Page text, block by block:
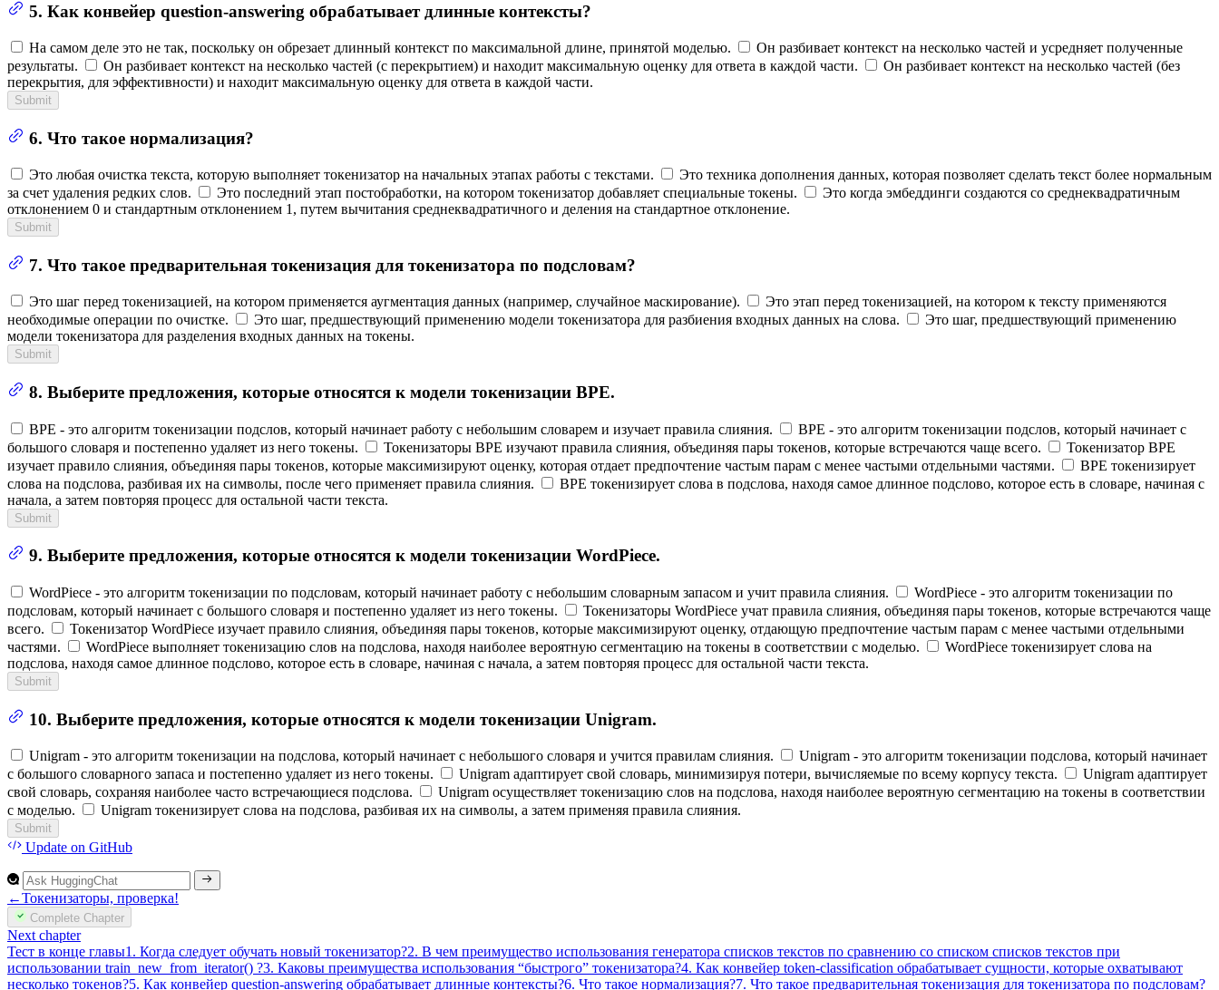
5. Как конвейер question-answering обрабатывает длинные контексты?
На самом деле это не так, поскольку он обрезает длинный контекст по максимальной длине, принятой моделью.
Он разбивает контекст на несколько частей и усредняет полученные
результаты.
Он разбивает контекст на несколько частей (с перекрытием) и находит максимальную оценку для ответа в каждой части.
Он разбивает контекст на несколько частей (без
перекрытия, для эффективности) и находит максимальную оценку для ответа в каждой части.
Submit
6. Что такое нормализация?
Это любая очистка текста, которую выполняет токенизатор на начальных этапах работы с текстами.
Это техника дополнения данных, которая позволяет сделать текст более нормальным
за счет удаления редких слов.
Это последний этап постобработки, на котором токенизатор добавляет специальные токены.
Это когда эмбеддинги создаются со среднеквадратичным
отклонением 0 и стандартным отклонением 1, путем вычитания среднеквадратичного и деления на стандартное отклонение.
Submit
7. Что такое предварительная токенизация для токенизатора по подсловам?
Это шаг перед токенизацией, на котором применяется аугментация данных (например, случайное маскирование).
Это этап перед токенизацией, на котором к тексту применяются
необходимые операции по очистке.
Это шаг, предшествующий применению модели токенизатора для разбиения входных данных на слова.
Это шаг, предшествующий применению
модели токенизатора для разделения входных данных на токены.
Submit
8. Выберите предложения, которые относятся к модели токенизации BPE.
BPE - это алгоритм токенизации подслов, который начинает работу с небольшим словарем и изучает правила слияния.
BPE - это алгоритм токенизации подслов, который начинает с
большого словаря и постепенно удаляет из него токены.
Токенизаторы BPE изучают правила слияния, объединяя пары токенов, которые встречаются чаще всего.
Токенизатор BPE
изучает правило слияния, объединяя пары токенов, которые максимизируют оценку, которая отдает предпочтение частым парам с менее частыми отдельными частями.
BPE токенизирует
слова на подслова, разбивая их на символы, после чего применяет правила слияния.
BPE токенизирует слова в подслова, находя самое длинное подслово, которое есть в словаре, начиная с
начала, а затем повторяя процесс для остальной части текста.
Submit
9. Выберите предложения, которые относятся к модели токенизации WordPiece.
WordPiece - это алгоритм токенизации по подсловам, который начинает работу с небольшим словарным запасом и учит правила слияния.
WordPiece - это алгоритм токенизации по
подсловам, который начинает с большого словаря и постепенно удаляет из него токены.
Токенизаторы WordPiece учат правила слияния, объединяя пары токенов, которые встречаются чаще
всего.
Токенизатор WordPiece изучает правило слияния, объединяя пары токенов, которые максимизируют оценку, отдающую предпочтение частым парам с менее частыми отдельными
частями.
WordPiece выполняет токенизацию слов на подслова, находя наиболее вероятную сегментацию на токены в соответствии с моделью.
WordPiece токенизирует слова на
подслова, находя самое длинное подслово, которое есть в словаре, начиная с начала, а затем повторяя процесс для остальной части текста.
Submit
10. Выберите предложения, которые относятся к модели токенизации Unigram.
Unigram - это алгоритм токенизации на подслова, который начинает с небольшого словаря и учится правилам слияния.
Unigram - это алгоритм токенизации подслова, который начинает
с большого словарного запаса и постепенно удаляет из него токены.
Unigram адаптирует свой словарь, минимизируя потери, вычисляемые по всему корпусу текста.
Unigram адаптирует
свой словарь, сохраняя наиболее часто встречающиеся подслова.
Unigram осуществляет токенизацию слов на подслова, находя наиболее вероятную сегментацию на токены в соответствии
с моделью.
Unigram токенизирует слова на подслова, разбивая их на символы, а затем применяя правила слияния.
Submit
Update on GitHub
←Токенизаторы, проверка!
Complete Chapter
Next chapter
Тест в конце главы1. Когда следует обучать новый токенизатор?2. В чем преимущество использования генератора списков текстов по сравнению со списком списков текстов при
использовании train_new_from_iterator() ?3. Каковы преимущества использования “быстрого” токенизатора?4. Как конвейер token-classification обрабатывает сущности, которые охватывают
несколько токенов?5. Как конвейер question-answering обрабатывает длинные контексты?6. Что такое нормализация?7. Что такое предварительная токенизация для токенизатора по подсловам?